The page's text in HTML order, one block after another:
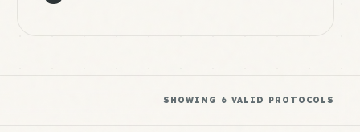
SHOWING 6 VALID PROTOCOLS